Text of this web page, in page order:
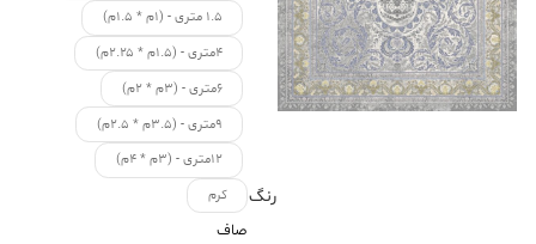
۱.۵ متری - (۱م * ۱.۵م)
۴متری - (۱.۵م * ۲.۲۵م)
۶متری - (۳م * ۲م)
۹متری - (۳.۵م * ۲.۵م)
۱۲متری - (۳م * ۴م)
رنگ کرم
صاف